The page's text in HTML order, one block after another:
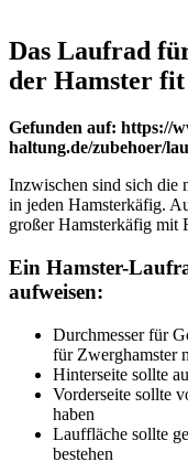
Das Laufrad
der Hamster fit
Gefunden auf: https://
haltung.de/zubehoer/
Inzwischen sind sich die
in jeden Hamsterkäfig.
großer Hamsterkäfig mit
Ein Hamster-
aufweisen:
Durchmesser für
für Zwerghamster
Hinterseite sollte
Vorderseite sollte
haben
Lauffläche sollte
bestehen